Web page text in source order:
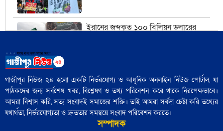
ইরানের জব্দকৃত ১০০ বিলিয়ন ডলারের
আগুন নিভিয়ে দিতে পারে?
যে সংস্কৃতি লোকশিল্পকে উদযাপন করে,
সেখানে কেন লোকশিল্পীরা অদৃশ্য থেকে
গাজীপুর নিউজ ২৪ হলো একটি নির্ভরযোগ্য ও আধুনিক অনলাইন নিউজ পোর্টাল, যা
পাঠকদের জন্য সর্বশেষ খবর, বিশ্লেষণ ও তথ্য পরিবেশন করে থাকে নিরপেক্ষভাবে।
আমরা বিশ্বাস করি, সত্য সংবাদই সমাজের শক্তি। তাই আমরা সর্বদা চেষ্টা করি তথ্যের
যথার্থতা, নির্ভরযোগ্যতা ও দ্রুততার সমন্বয়ে সংবাদ পরিবেশন করতে।
সম্পাদক